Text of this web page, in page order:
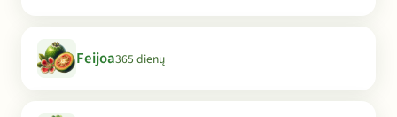
Feijoa365 dienų